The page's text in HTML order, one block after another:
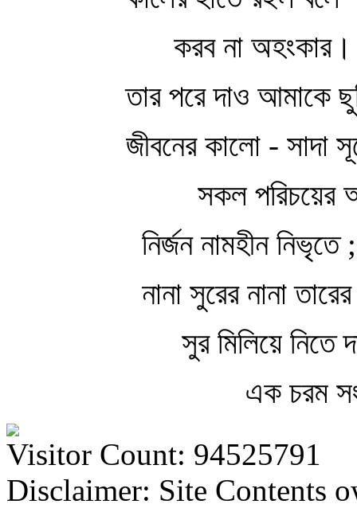
করব না অহংকার।
তার পরে দাও আমাকে
জীবনের কালো - সাদা
সকল পরিচয়ের
নির্জন নামহীন নিভৃতে ;
নানা সুরের নানা তারের
সুর মিলিয়ে নিতে
এক চরম
Visitor Count: 94525791
Disclaimer: Site Contents